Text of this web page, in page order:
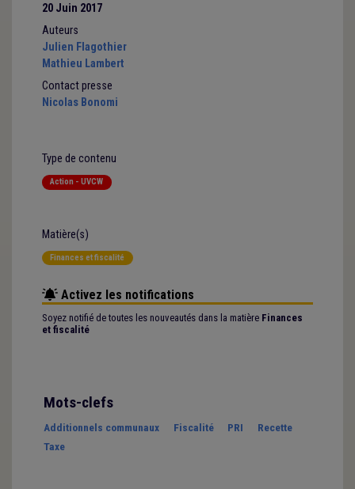
20 Juin 2017
Auteurs
Julien Flagothier
Mathieu Lambert
Contact presse
Nicolas Bonomi
Type de contenu
Action - UVCW
Matière(s)
Finances et fiscalité
Activez les notifications
Soyez notifié de toutes les nouveautés dans la matière Finances
et fiscalité
Mots-clefs
Additionnels communaux Fiscalité PRI
Recette
Taxe